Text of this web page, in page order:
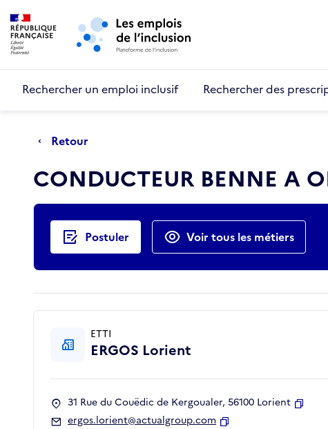
Aller au menu principal
Rechercher un emploi inclusif Rechercher des
Retour
CONDUCTEUR BENNE A
Actions rapides
Postuler Voir tous les métiers
ETTI
ERGOS Lorient
31 Rue du Couëdic de Kergoualer, 56100 Lorient
ergos.lorient@actualgroup.com